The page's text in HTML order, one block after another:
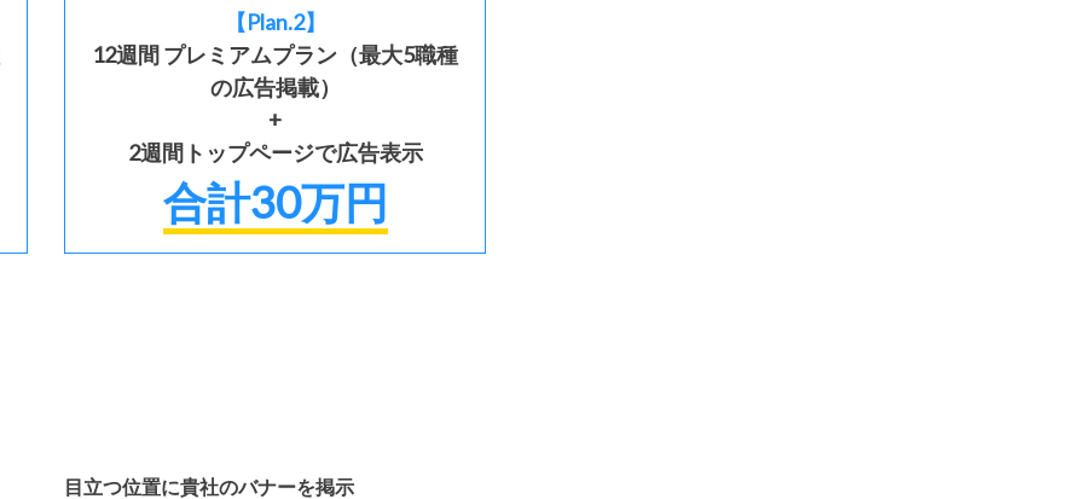
【Plan.2】
12週間 プレミアムプラン（最大5職種
の広告掲載）
+
2週間トップページで広告表示
合計30万円
目立つ位置に貴社のバナーを掲示